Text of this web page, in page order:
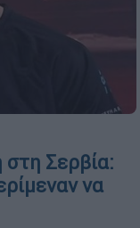
στη Σερβία:
να